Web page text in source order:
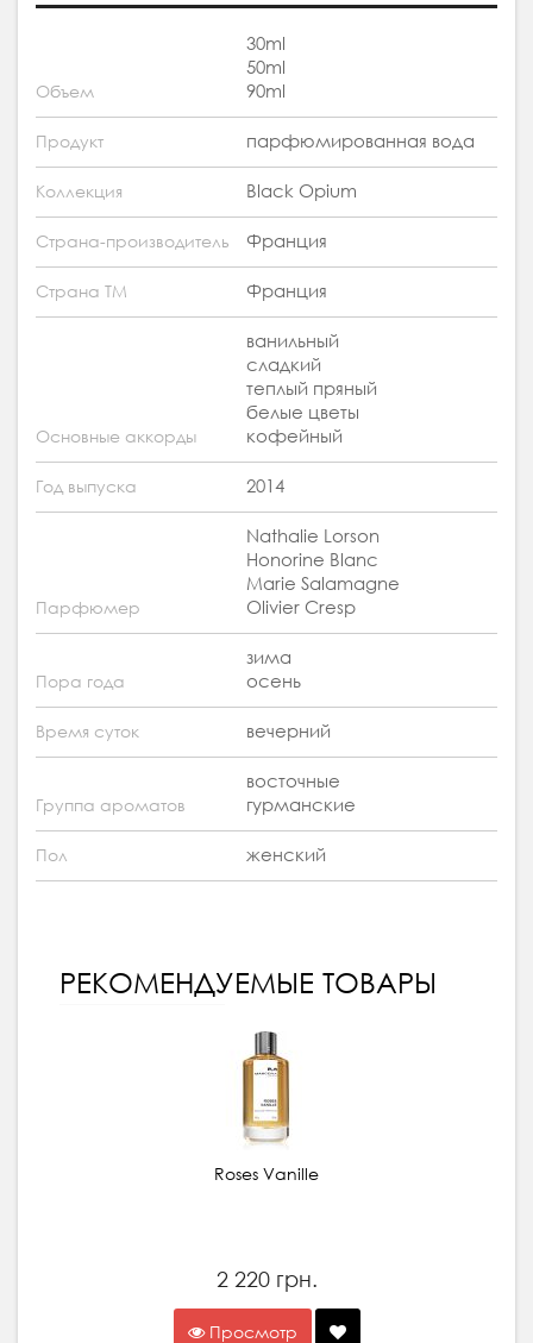
Объем
30ml
50ml
90ml
Продукт парфюмированная вода
Коллекция Black Opium
Страна-производитель Франция
Страна ТМ Франция
Основные аккорды
ванильный
сладкий
теплый пряный
белые цветы
кофейный
Год выпуска 2014
Парфюмер
Nathalie Lorson
Honorine Blanc
Marie Salamagne
Olivier Cresp
Пора года
зима
осень
Время суток вечерний
Группа ароматов
восточные
гурманские
Пол женский
РЕКОМЕНДУЕМЫЕ ТОВАРЫ
Roses Vanille
2 220 грн.
Просмотр